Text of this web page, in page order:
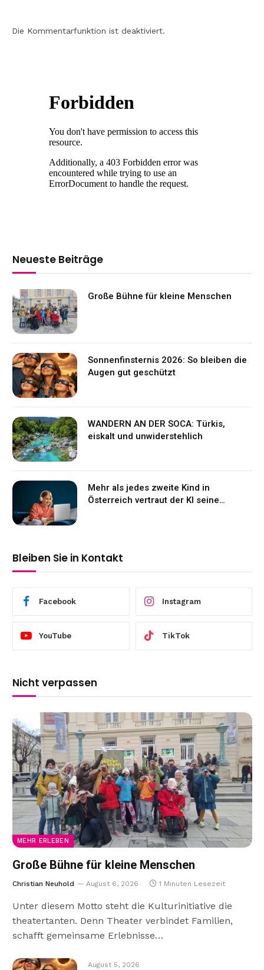
Die Kommentarfunktion ist deaktiviert.
Neueste Beiträge
Große Bühne für kleine Menschen
Sonnenfinsternis 2026: So bleiben die
Augen gut geschützt
WANDERN AN DER SOCA: Türkis,
eiskalt und unwiderstehlich
Mehr als jedes zweite Kind in
Österreich vertraut der KI seine
Bleiben Sie in Kontakt
Facebook Instagram
YouTube TikTok
Nicht verpassen
MEHR ERLEBEN
Große Bühne für kleine Menschen
Christian Neuhold August 6, 2026 1 Minuten Lesezeit
Unter diesem Motto steht die Kulturinitiative die
theatertanten. Denn Theater verbindet Familien,
schafft gemeinsame Erlebnisse…
August 5, 2026